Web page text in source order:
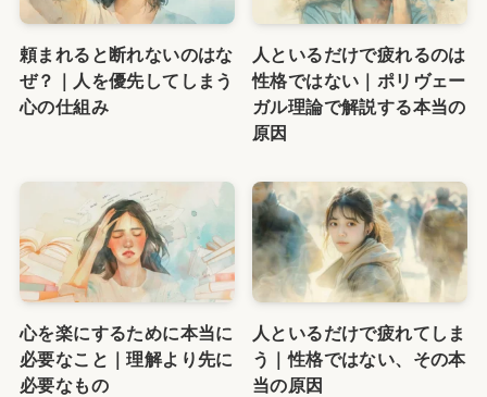
頼まれると断れないのはな
ぜ？｜人を優先してしまう
心の仕組み
人といるだけで疲れるのは
性格ではない｜ポリヴェー
ガル理論で解説する本当の
原因
心を楽にするために本当に
必要なこと｜理解より先に
必要なもの
人といるだけで疲れてしま
う｜性格ではない、その本
当の原因